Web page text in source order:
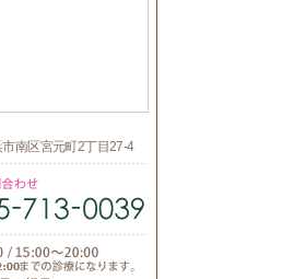
南区宮元町2丁目27-4